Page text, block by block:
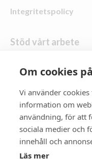
Integritetspolicy
Stöd vårt arbete
Skänk en gåva
Följ oss
Zonta Distrikt 21
Zonta International
Om cookies
Vi använder
information om
användning, för att
sociala medier och
innehåll och
Läs mer